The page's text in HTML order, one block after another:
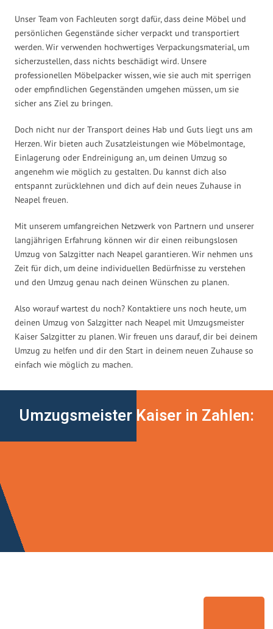
Unser Team von Fachleuten sorgt dafür, dass deine Möbel und
persönlichen Gegenstände sicher verpackt und transportiert
werden. Wir verwenden hochwertiges Verpackungsmaterial, um
sicherzustellen, dass nichts beschädigt wird. Unsere
professionellen Möbelpacker wissen, wie sie auch mit sperrigen
oder empfindlichen Gegenständen umgehen müssen, um sie
sicher ans Ziel zu bringen.
Doch nicht nur der Transport deines Hab und Guts liegt uns am
Herzen. Wir bieten auch Zusatzleistungen wie Möbelmontage,
Einlagerung oder Endreinigung an, um deinen Umzug so
angenehm wie möglich zu gestalten. Du kannst dich also
entspannt zurücklehnen und dich auf dein neues Zuhause in
Neapel freuen.
Mit unserem umfangreichen Netzwerk von Partnern und unserer
langjährigen Erfahrung können wir dir einen reibungslosen
Umzug von Salzgitter nach Neapel garantieren. Wir nehmen uns
Zeit für dich, um deine individuellen Bedürfnisse zu verstehen
und den Umzug genau nach deinen Wünschen zu planen.
Also worauf wartest du noch? Kontaktiere uns noch heute, um
deinen Umzug von Salzgitter nach Neapel mit Umzugsmeister
Kaiser Salzgitter zu planen. Wir freuen uns darauf, dir bei deinem
Umzug zu helfen und dir den Start in deinem neuen Zuhause so
einfach wie möglich zu machen.
Umzugsmeister Kaiser in Zahlen: